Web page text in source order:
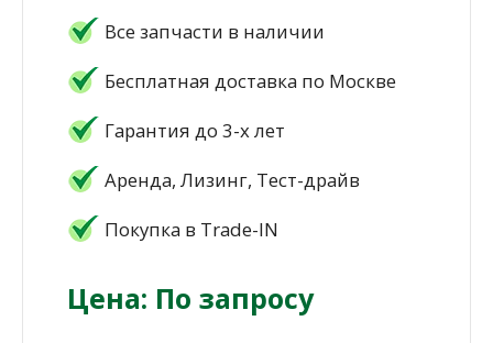
Все запчасти в наличии
Бесплатная доставка по Москве
Гарантия до 3-х лет
Аренда, Лизинг, Тест-драйв
Покупка в Trade-IN
Цена: По запросу